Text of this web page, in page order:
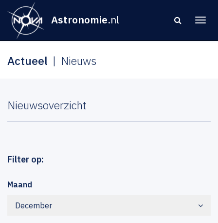
Astronomie.nl
Actueel Nieuws
Nieuwsoverzicht
Filter op:
Maand
December